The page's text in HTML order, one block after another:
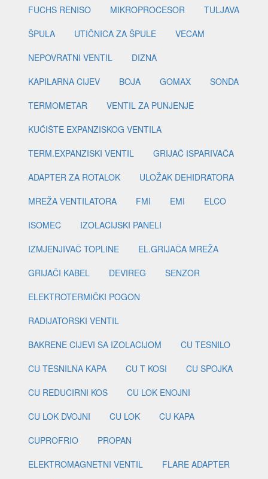
FUCHS RENISO MIKROPROCESOR
TULJAVA
ŠPULA
UTIČNICA ZA ŠPULE
VECAM
NEPOVRATNI VENTIL
DIZNA
KAPILARNA CIJEV
BOJA GOMAX
SONDA
TERMOMETAR
VENTIL ZA PUNJENJE
KUĆIŠTE EXPANZISKOG VENTILA
TERM.EXPANZISKI VENTIL
GRIJAČ ISPARIVAČA
ADAPTER ZA ROTALOK
ULOŽAK DEHIDRATORA
MREŽA VENTILATORA
FMI EMI
ELCO
ISOMEC
IZOLACIJSKI PANELI
IZMJENJIVAČ TOPLINE
EL.GRIJAČA MREŽA
GRIJAČI KABEL
DEVIREG
SENZOR
ELEKTROTERMIČKI POGON
RADIJATORSKI VENTIL
BAKRENE CIJEVI SA IZOLACIJOM
CU TESNILO
CU TESNILNA KAPA
CU T KOSI
CU SPOJKA
CU REDUCIRNI KOS
CU LOK ENOJNI
CU LOK DVOJNI
CU LOK
CU KAPA
CUPROFRIO
PROPAN
ELEKTROMAGNETNI VENTIL
FLARE ADAPTER